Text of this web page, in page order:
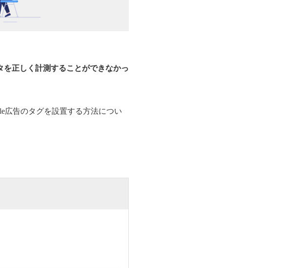
正しく計測することができなかっ
広告のタグを設置する方法につい